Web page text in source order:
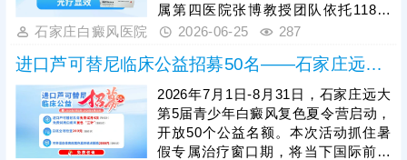
属第四医院张博教授团队依托118例
对照研究与461例中国人群真实世界
可替尼联合308nm准分子光，可让非
面颈难治部位整体疗效提升约20%，
打破单药瓶颈，让原本“慢热”的部位
同步复色，为白癜风难治区域治疗提
供了更适配的方案。
石家庄白癜风医院 2026-06-25 287
进口芦可替尼临床公益招募50名——石家庄远大第5届青少年白癜风复色夏令营启动
2026年7月1日-8月31日，石家庄远大
第5届青少年白癜风复色夏令营启动，
开放50个公益名额。本次活动抓住暑
假专属治疗窗口期，将当下国际前沿